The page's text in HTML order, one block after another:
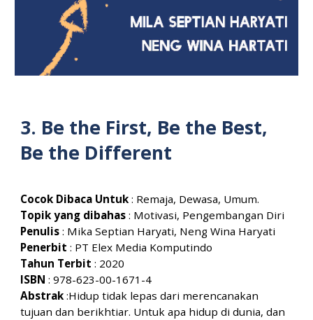
3. Be the First, Be the Best,
Be the Different
Cocok Dibaca Untuk : Remaja, Dewasa, Umum.
Topik yang dibahas : Motivasi, Pengembangan Diri
Penulis : Mika Septian Haryati, Neng Wina Haryati
Penerbit : PT Elex Media Komputindo
Tahun Terbit : 2020
ISBN :978-623-00-1671-4
Abstrak :Hidup tidak lepas dari merencanakan
tujuan dan berikhtiar. Untuk apa hidup di dunia, dan